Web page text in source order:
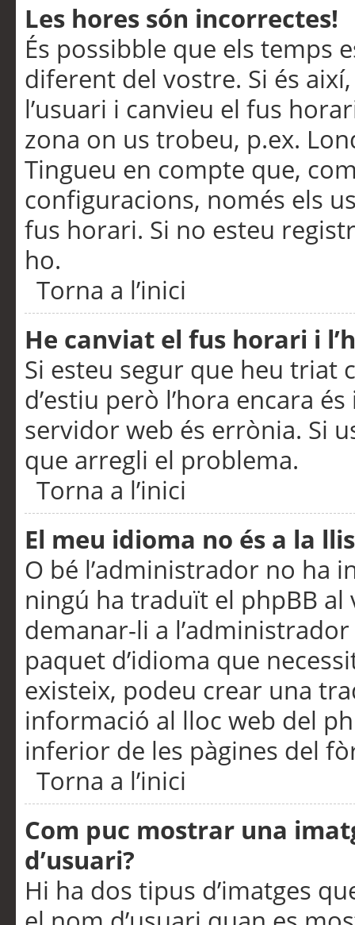
Les hores són incorrectes!
És possibble que els temps
diferent del vostre. Si és
l’usuari i canvieu el fus
zona on us trobeu, p.ex.
Tingueu en compte que,
configuracions, només els
fus horari. Si no esteu
ho.
Torna a l’inici
He canviat el fus horari i
Si esteu segur que heu triat
d’estiu però l’hora encara
servidor web és errònia. Si
que arregli el problema.
Torna a l’inici
El meu idioma no és a la
O bé l’administrador no ha
ningú ha traduït el phpBB
demanar-li a
paquet d’idioma que
existeix, podeu crear una
informació al lloc web del
inferior de les pàgines del
Torna a l’inici
Com puc mostrar una
d’usuari?
Hi ha dos tipus d’imatges